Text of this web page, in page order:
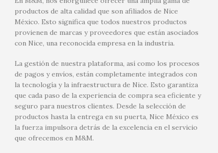
productos de alta calidad que son afiliados de Nice
México. Esto significa que todos nuestros productos
provienen de marcas y proveedores que están asociados
con Nice, una reconocida empresa en la industria.
La gestión de nuestra plataforma, así como los procesos
de pagos y envíos, están completamente integrados con
la tecnología y la infraestructura de Nice. Esto garantiza
que cada paso de la experiencia de compra sea eficiente y
seguro para nuestros clientes. Desde la selección de
productos hasta la entrega en su puerta, Nice México es
la fuerza impulsora detrás de la excelencia en el servicio
que ofrecemos en M&M.